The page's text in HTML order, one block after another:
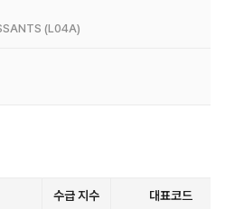
절히 반응하지 않거나 내약성이 없는 경우
에 적절히 반응하지 않거나 내약성이
이 약은 생물학적 항류마티스제제
(L04A)
수급 지수 대표코드